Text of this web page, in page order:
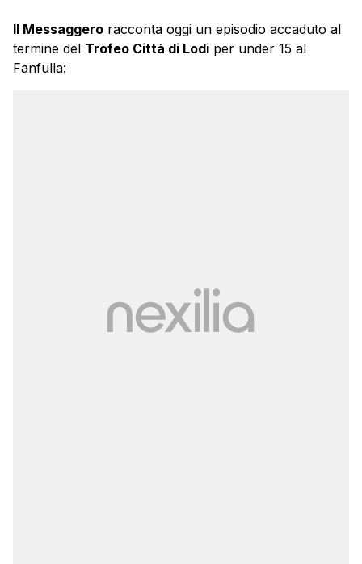
Il Messaggero racconta oggi un episodio accaduto al
termine del Trofeo Città di Lodi per under 15 al
Fanfulla: